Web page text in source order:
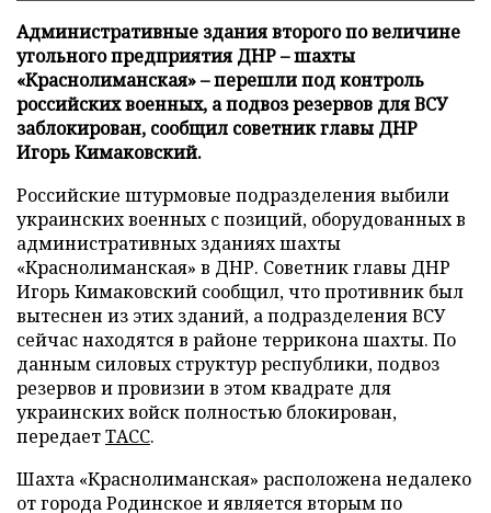
Административные здания второго по величине
угольного предприятия ДНР – шахты
«Краснолиманская» – перешли под контроль
российских военных, а подвоз резервов для ВСУ
заблокирован, сообщил советник главы ДНР
Игорь Кимаковский.
Российские штурмовые подразделения выбили
украинских военных с позиций, оборудованных в
административных зданиях шахты
«Краснолиманская» в ДНР. Советник главы ДНР
Игорь Кимаковский сообщил, что противник был
вытеснен из этих зданий, а подразделения ВСУ
сейчас находятся в районе террикона шахты. По
данным силовых структур республики, подвоз
резервов и провизии в этом квадрате для
украинских войск полностью блокирован,
передаетТАСС.
Шахта «Краснолиманская» расположена недалеко
от города Родинское и является вторым по